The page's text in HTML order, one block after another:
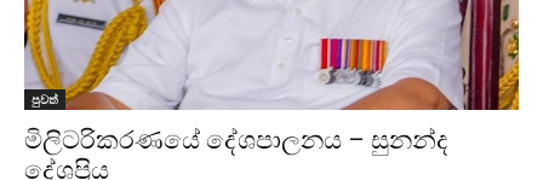
පුවත්
මිලිටරිකරණයේ දේශපාලනය – සුනන්ද
දේශප්‍රිය